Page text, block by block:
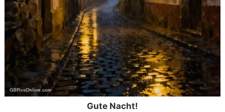
Gute Nacht!